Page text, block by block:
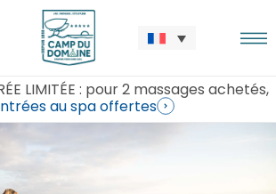
LIMITÉE : pour 2 massages achetés,
au spa offertes